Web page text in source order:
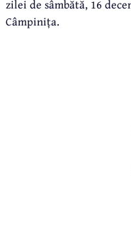
zilei de sâmbătă, 16
Câmpinița.